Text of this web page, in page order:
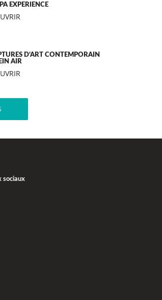
EXPERIENCE
D’ART CONTEMPORAIN
AIR
sociaux